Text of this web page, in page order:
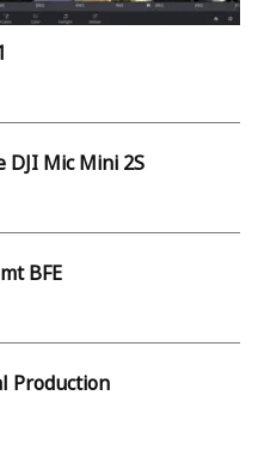
DJI Mic Mini 2S
BFE
Production